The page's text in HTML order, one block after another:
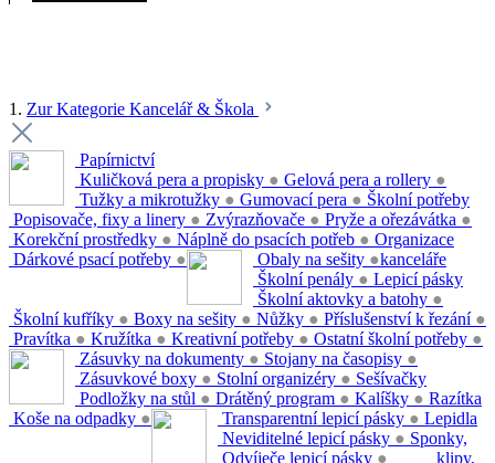
1. Zur Kategorie Kancelář & Škola
Papírnictví
Kuličková pera a propisky ● Gelová pera a rollery ●
Tužky a mikrotužky ● Gumovací pera ●
Popisovače, fixy a linery ● Zvýrazňovače ● Pryže a ořezávátka ●
Korekční prostředky ● Náplně do psacích potřeb ●
Dárkové psací potřeby ●
Školní potřeby
Obaly na sešity ●
Školní penály ●
Školní aktovky a batohy ●
Školní kufříky ● Boxy na sešity ● Nůžky ● Příslušenství k řezání ●
Pravítka ● Kružítka ● Kreativní potřeby ● Ostatní školní potřeby ●
Organizace
kanceláře
Zásuvky na dokumenty ● Stojany na časopisy ●
Zásuvkové boxy ● Stolní organizéry ●
Podložky na stůl ● Drátěný program ● Kalíšky ●
Koše na odpadky ●
Lepicí pásky
Transparentní lepicí pásky ●
Neviditelné lepicí pásky ●
Odvíječe lepicí pásky ●
Sešívačky
Razítka
Lepidla
Sponky,
klipy,